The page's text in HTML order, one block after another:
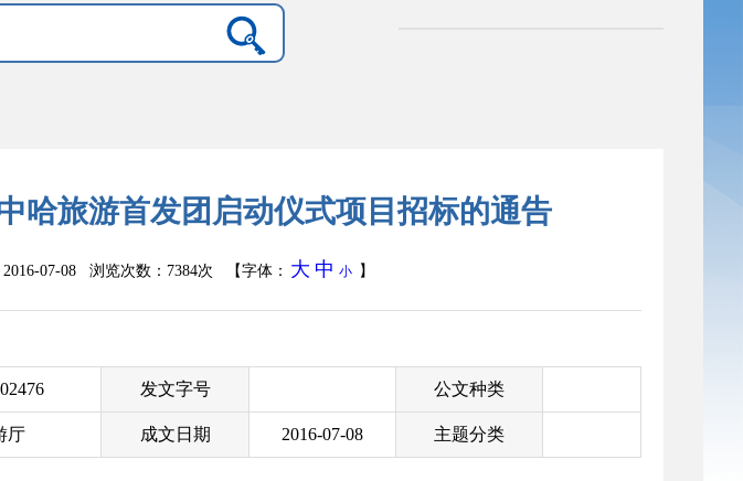
哈旅游首发团启动仪式项目招标的通告
07-08 浏览次数： 7384次 【字体： 大 中 小 】
发文字号 公文种类
厅 成文日期 2016-07-08 主题分类